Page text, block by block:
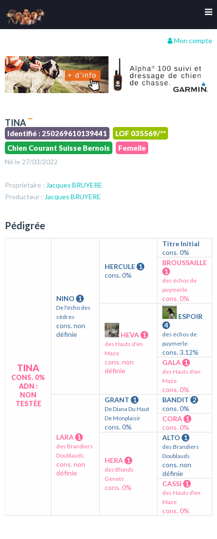
Mon compte
TINA
Identifié : 250269610139441
LOF 035569/**
Chien Courant Suisse Bernois
Femelle
Né le 27/03/2022
Proprietaire : Jacques BRUYERE
Producteur : Jacques BRUYERE
Pédigrée
TINA
CONS. 0%
ADN :
NON
TESTÉE
NINO 1
De l'écho des
cèdres
cons. non
définie
HERCULE 1
cons. 0%
Titre Initial
cons. 0%
BROUSSAILLE
1
des échos de
puymerle
cons. 0%
HEVA 1
des Hauts d'en
Maze
cons. non
définie
ESPOIR
4
des échos de
puymerle
cons. 3.12%
GALA 1
des Hauts d'en
Maze
cons. 0%
LARA 1
des Brandiers
Doublauds
cons. non
définie
GRANT 1
De Diana Du Haut
De Monplaisir
cons. 0%
BANDIT 2
cons. 0%
CORA 1
cons. 0%
HERA 1
des Blonds
Genets
cons. 0%
ALTO 1
des Brandiers
Doublauds
cons. non
définie
CASSI 1
des Hauts d'en
Maze
cons. 0%